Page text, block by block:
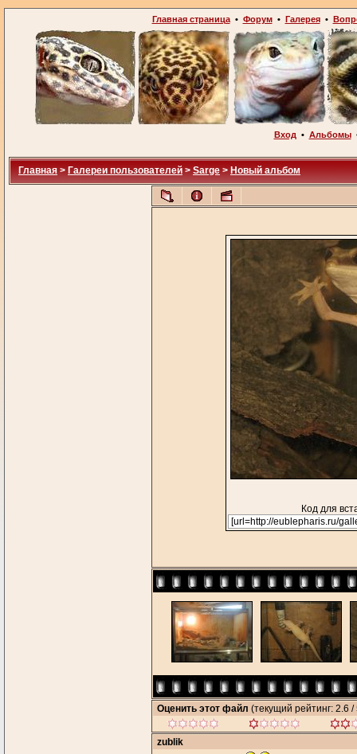
Главная страница• Форум• Галерея•
Вход • Альбомы
Главная > Галереи пользователей > Sarge > Новый альбом
Код для
Оценить этот файл (текущий рейтинг: 2.6 /
zublik